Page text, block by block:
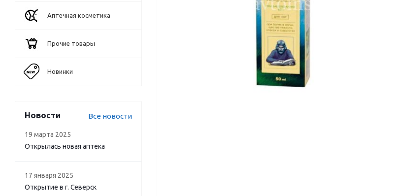
Аптечная косметика
Прочие товары
Новинки
Новости Все новости
19 марта 2025
Открылась новая аптека
17 января 2025
Открытие в г. Северск